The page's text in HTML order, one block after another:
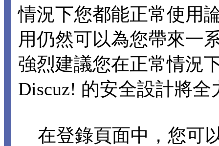
情況下您都能正常使用
用仍然可以為您帶來一
強烈建議您在正常情況
Discuz! 的安全設計將
在登錄頁面中，您可